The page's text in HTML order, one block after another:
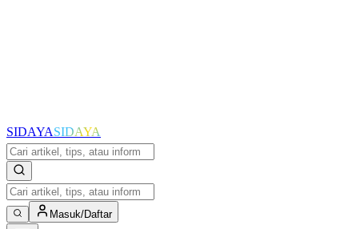
SIDAYASIDAYA
Masuk/Daftar